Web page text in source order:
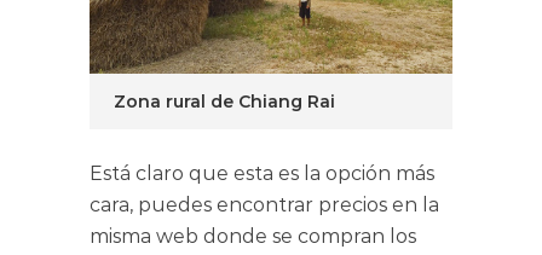
Zona rural de Chiang Rai
Está claro que esta es la opción más
cara, puedes encontrar precios en la
misma web donde se compran los